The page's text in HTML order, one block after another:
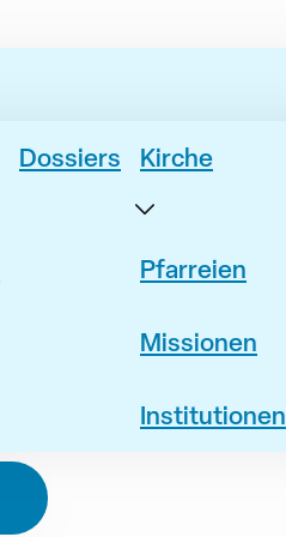
Dossiers Kirche
Pfarreien
Missionen
Institutionen